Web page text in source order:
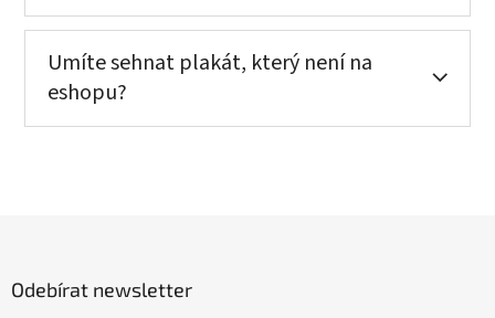
Umíte sehnat plakát, který není na
eshopu?
Odebírat newsletter